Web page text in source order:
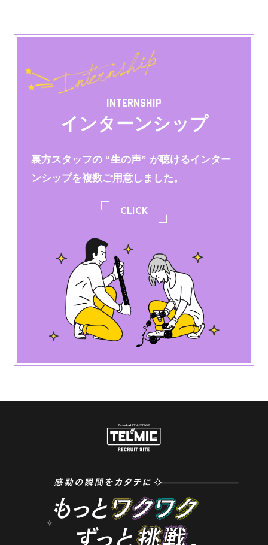
INTERNSHIP
インターンシップ
裏方スタッフの “生の声” が聴けるインター
ンシップを複数ご用意しました。
CLICK